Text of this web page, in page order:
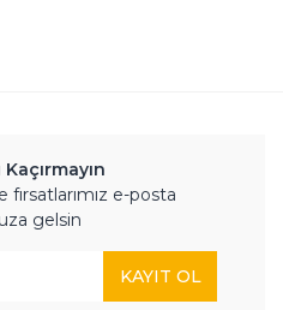
Kaçırmayın
e-posta
gelsin
KAYIT OL